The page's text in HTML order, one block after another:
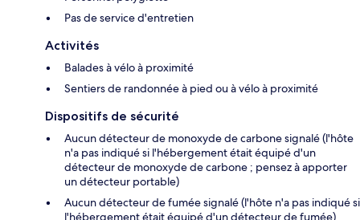
Pas de service d'entretien
Activités
Balades à vélo à proximité
Sentiers de randonnée à pied ou à vélo à proximité
Dispositifs de sécurité
Aucun détecteur de monoxyde de carbone signalé (l'hôte
n'a pas indiqué si l'hébergement était équipé d'un
détecteur de monoxyde de carbone ; pensez à apporter
un détecteur portable)
Aucun détecteur de fumée signalé (l'hôte n'a pas indiqué si
l'hébergement était équipé d'un détecteur de fumée)